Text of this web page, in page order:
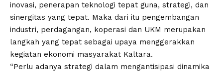
inovasi, penerapan teknologi tepat guna, strategi, dan
sinergitas yang tepat. Maka dari itu pengembangan
industri, perdagangan, koperasi dan UKM merupakan
langkah yang tepat sebagai upaya menggerakkan
kegiatan ekonomi masyarakat Kaltara.
“Perlu adanya strategi dalam mengantisipasi dinamika